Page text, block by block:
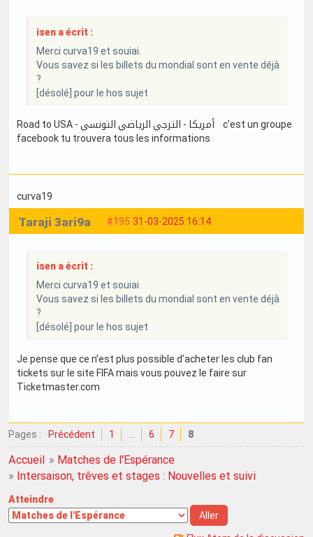
isen a écrit :
Merci curva19 et souiai.
Vous savez si les billets du mondial sont en vente déjà
?
[désolé] pour le hos sujet
Road to USA - أمريكا - الترجي الرياضي التونسي c'est un groupe
facebook tu trouvera tous les informations
curva19
#195 31-03-2025 16:14
Taraji 3ari9a
isen a écrit :
Merci curva19 et souiai.
Vous savez si les billets du mondial sont en vente déjà
?
[désolé] pour le hos sujet
Je pense que ce n’est plus possible d’acheter les club fan
tickets sur le site FIFA mais vous pouvez le faire sur
Ticketmaster.com
Pages : Précédent 1 6 7 8
Accueil » Matches de l'Espérance
» Intersaison, trêves et stages : Nouvelles et suivi
Atteindre